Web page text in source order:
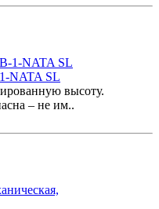
NATA SL
высоту.
– не им..